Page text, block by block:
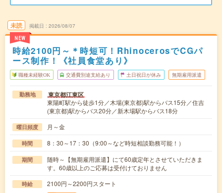
未読
NEW
掲載日 2026/08/07
時給2100円～＊時短可！RhinocerosでCGパ
ース制作！《社員食堂あり》
職種未経験OK 交通費別途支給あり 土日祝日が休み 無期雇用派遣
勤務地 東京都江東区
東陽町駅から徒歩1分／木場(東京都)駅からバス15分／住吉
(東京都)駅からバス20分／新木場駅からバス18分
曜日頻度 月～金
時間 8：30～17：30（9:00～など時短相談勤務可能！）
期間
随時～【無期雇用派遣】にて60歳定年とさせていただきま
す。60歳以上のご応募は受付けておりません
時給 2100円～2200円スタート